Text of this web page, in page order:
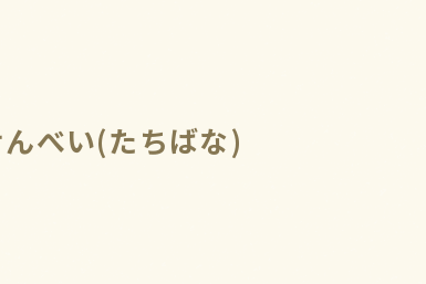
んべい(たちばな)